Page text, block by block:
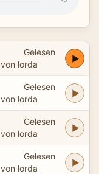
Gelesen
von lorda
Gelesen
von lorda
Gelesen
von lorda
Gelesen
von lorda